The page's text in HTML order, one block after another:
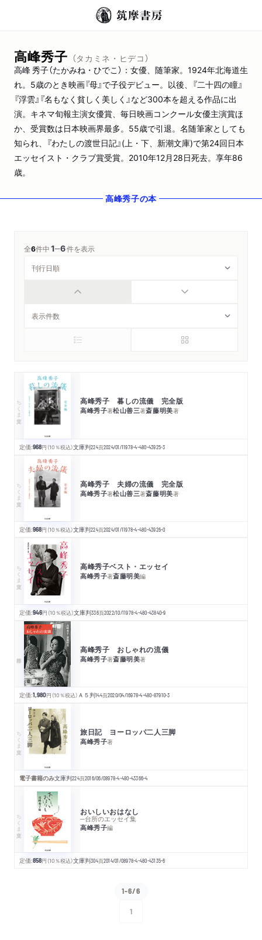
高峰秀子 （タカミネ・ヒデコ）
高峰 秀子（たかみね・ひでこ）：女優、随筆家。1924年北海道生
れ。5歳のとき映画『母』で子役デビュー。以後、『二十四の瞳』
『浮雲』『名もなく貧しく美しく』など300本を超える作品に出
演。キネマ旬報主演女優賞、毎日映画コンクール女優主演賞ほ
か、受賞数は日本映画界最多。55歳で引退。名随筆家としても
知られ、『わたしの渡世日記』(上・下、新潮文庫)で第24回日本
エッセイスト・クラブ賞受賞。2010年12月28日死去。享年86
歳。
高峰秀子の本
全6件中1─6件を表示
ちくま文庫 高峰秀子 暮しの流儀 完全版
高峰秀子著松山善三著斎藤明美著
定価:968円 （10％税込）文庫判224頁2024/01/11978-4-480-43925-3
ちくま文庫 高峰秀子 夫婦の流儀 完全版
高峰秀子著松山善三著斎藤明美著
定価:968円 （10％税込）文庫判224頁2024/01/11978-4-480-43926-0
ちくま文庫 高峰秀子ベスト・エッセイ
高峰秀子著斎藤明美編
定価:946円 （10％税込）文庫判336頁2022/10/11978-4-480-43840-9
高峰秀子 おしゃれの流儀
高峰秀子著斎藤明美著
定価:1,980円 （10％税込） Ａ５判144頁2020/04/16978-4-480-87910-3
ちくま文庫 旅日記 ヨーロッパ二人三脚
高峰秀子著
電子書籍のみ文庫判224頁2016/06/08978-4-480-43366-4
ちくま文庫 おいしいおはなし
─台所のエッセイ集
高峰秀子編
定価:858円 （10％税込）文庫判304頁2014/01/08978-4-480-43135-6
1-6/6
1